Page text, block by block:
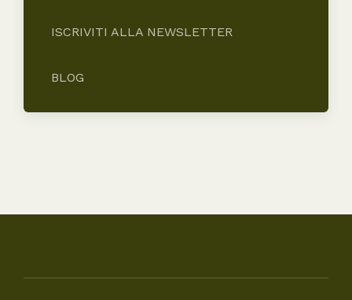
ISCRIVITI ALLA NEWSLETTER
BLOG